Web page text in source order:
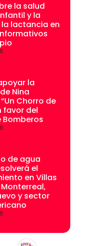
la salud
y la
lactancia en
la
Nina
Chorro de
favor del
Bomberos
de agua
el
en Villas
y sector